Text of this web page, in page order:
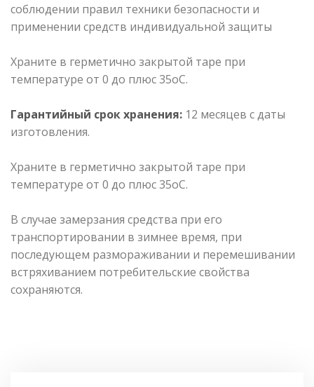
соблюдении правил техники безопасности и
применении средств индивидуальной защиты
Храните в герметично закрытой таре при
температуре от 0 до плюс 35оС.
Гарантийный срок хранения: 12 месяцев с даты
изготовления.
Храните в герметично закрытой таре при
температуре от 0 до плюс 35оС.
В случае замерзания средства при его
транспортировании в зимнее время, при
последующем размораживании и перемешивании
встряхиванием потребительские свойства
сохраняются.